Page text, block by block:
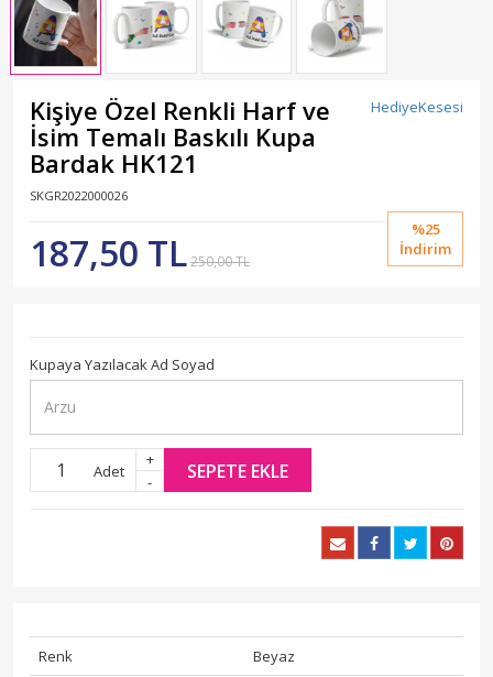
HediyeKesesi
Kişiye Özel Renkli Harf ve
İsim Temalı Baskılı Kupa
Bardak HK121
SKGR2022000026
%25
İndirim
187,50 TL250,00 TL
Kupaya Yazılacak Ad Soyad
Adet
+
-
SEPETE EKLE
Renk
Beyaz